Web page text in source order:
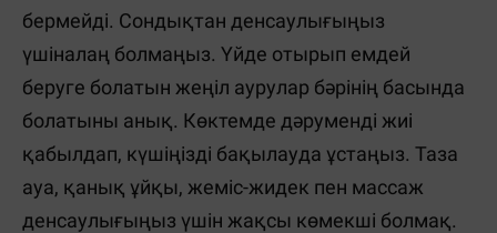
бермейді. Сондықтан денсаулығыңыз
үшіналаң болмаңыз. Үйде отырып емдей
беруге болатын жеңіл аурулар бәрінің басында
болатыны анық. Көктемде дәруменді жиі
қабылдап, күшіңізді бақылауда ұстаңыз. Таза
ауа, қанық ұйқы, жеміс-жидек пен массаж
денсаулығыңыз үшін жақсы көмекші болмақ.